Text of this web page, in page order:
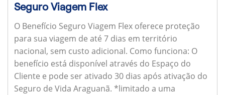
Seguro Viagem Flex
O Benefício Seguro Viagem Flex oferece proteção
para sua viagem de até 7 dias em território
nacional, sem custo adicional. Como funciona: O
benefício está disponível através do Espaço do
Cliente e pode ser ativado 30 dias após ativação do
Seguro de Vida Araguanã. *limitado a uma